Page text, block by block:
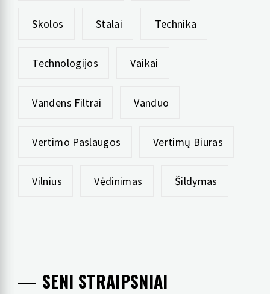
Skolos Stalai Technika
Technologijos Vaikai
Vandens Filtrai Vanduo
Vertimo Paslaugos Vertimų Biuras
Vilnius Vėdinimas Šildymas
SENI STRAIPSNIAI